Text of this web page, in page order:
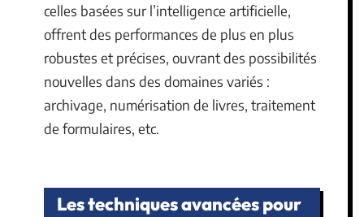
celles basées sur l’intelligence artificielle,
offrent des performances de plus en plus
robustes et précises, ouvrant des possibilités
nouvelles dans des domaines variés :
archivage, numérisation de livres, traitement
de formulaires, etc.
Les techniques avancées pour